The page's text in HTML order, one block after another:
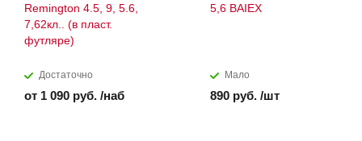
Remington 4.5, 9, 5.6,
7,62кл.. (в пласт.
футляре)
Достаточно
от 1 090 руб. /наб
5,6 BAIEX
Мало
890 руб. /шт